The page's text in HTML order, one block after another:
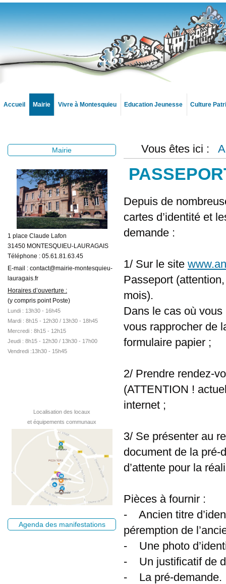
Accueil Mairie Vivre à Montesquieu Education Jeunesse Culture
Mairie
1 place Claude Lafon
31450 MONTESQUIEU-LAURAGAIS
Téléphone : 05.61.81.63.45
E-mail : contact@mairie-montesquieu-
lauragais.fr
Horaires d’ouverture :
(y compris point Poste)
Lundi : 13h30 - 16h45
Mardi : 8h15 - 12h30 / 13h30 - 18h45
Mercredi : 8h15 - 12h15
Jeudi : 8h15 - 12h30 / 13h30 - 17h00
Vendredi :13h30 - 15h45
Localisation des locaux
et équipements communaux
Agenda des manifestations
Vous êtes ici :
Depuis de
cartes d’identité et
demande :
1/ Sur le site
Passeport
mois).
Dans le cas où
vous rapprocher de
formulaire papier ;
2/ Prendre rendez-
(ATTENTION !
internet ;
3/ Se présenter au
document de la pré-
d’attente pour la
Pièces à fournir :
- Ancien titre
péremption de
- Une photo
- Un justificatif de
- La pré-demande.